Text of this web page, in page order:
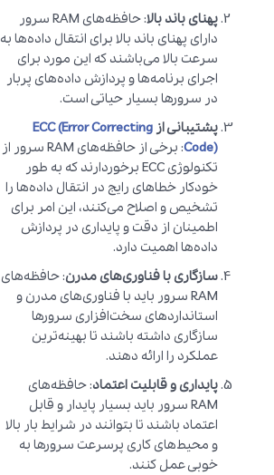
پهنای باند بالا
: حافظه‌های RAM سرور
دارای پهنای باند بالا برای انتقال داده‌ها به
سرعت بالا می‌باشند که این مورد برای
اجرای برنامه‌ها و پردازش داده‌های پربار
در سرورها بسیار حیاتی است.
پشتیبانی از ECC (Error Correcting
Code)
: برخی از حافظه‌های RAM سرور از
تکنولوژی ECC برخوردارند که به طور
خودکار خطاهای رایج در انتقال داده‌ها را
تشخیص و اصلاح می‌کنند، این امر برای
اطمینان از دقت و پایداری در پردازش
داده‌ها اهمیت دارد.
سازگاری با فناوری‌های مدرن: حافظه‌های
RAM سرور باید با فناوری‌های مدرن و
استانداردهای سخت‌افزاری سرورها
سازگاری داشته باشند تا بهینه‌ترین
عملکرد را ارائه دهند.
پایداری و قابلیت اعتماد: حافظه‌های
RAM سرور باید بسیار پایدار و قابل
اعتماد باشند تا بتوانند در شرایط بار بالا
و محیط‌های کاری پرسرعت سرورها به
خوبی عمل کنند.